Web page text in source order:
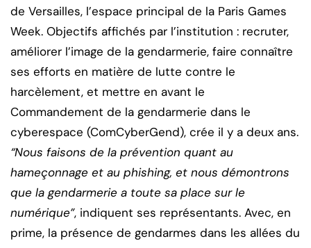
de Versailles, l’espace principal de la Paris Games
Week. Objectifs affichés par l’institution : recruter,
améliorer l’image de la gendarmerie, faire connaître
ses efforts en matière de lutte contre le
harcèlement, et mettre en avant le
Commandement de la gendarmerie dans le
cyberespace (ComCyberGend), crée il y a deux ans.
“Nous faisons de la prévention quant au
hameçonnage et au phishing, et nous démontrons
que la gendarmerie a toute sa place sur le
numérique”, indiquent ses représentants. Avec, en
prime, la présence de gendarmes dans les allées du